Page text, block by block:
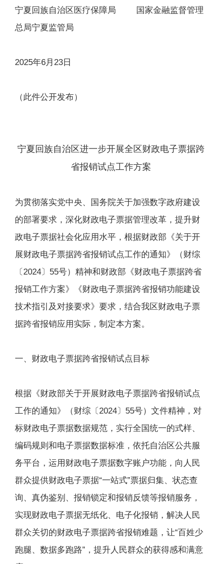
宁夏回族自治区医疗保障局 国家金融监督管理
总局宁夏监管局
2025年6月23日
（此件公开发布）
宁夏回族自治区进一步开展全区财政电子票据跨
省报销试点工作方案
为贯彻落实党中央、国务院关于加强数字政府建设
的部署要求，深化财政电子票据管理改革，提升财
政电子票据社会化应用水平，根据财政部《关于开
展财政电子票据跨省报销试点工作的通知》（财综
〔2024〕55号）精神和财政部《财政电子票据跨省
报销工作方案》《财政电子票据跨省报销功能建设
技术指引及对接要求》要求，结合我区财政电子票
据跨省报销应用实际，制定本方案。
一、财政电子票据跨省报销试点目标
根据《财政部关于开展财政电子票据跨省报销试点
工作的通知》（财综〔2024〕55号）文件精神，对
标财政电子票据数据规范，实行全国统一的式样、
编码规则和电子票据数据标准，依托自治区公共服
务平台，运用财政电子票据数字账户功能，向人民
群众提供财政电子票据“一站式”票据归集、状态查
询、真伪鉴别、报销锁定和报销反馈等报销服务，
实现财政电子票据无纸化、电子化报销，解决人民
群众关切的财政电子票据跨省报销难题，让“百姓少
跑腿、数据多跑路”，提升人民群众的获得感和满意